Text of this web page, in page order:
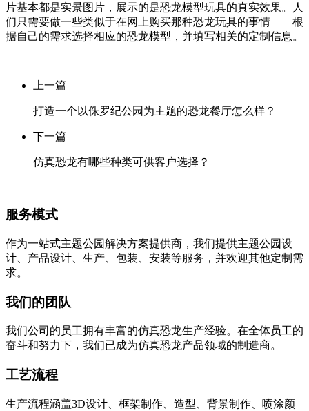
片基本都是实景图片，展示的是恐龙模型玩具的真实效果。人
们只需要做一些类似于在网上购买那种恐龙玩具的事情——根
据自己的需求选择相应的恐龙模型，并填写相关的定制信息。
上一篇
打造一个以侏罗纪公园为主题的恐龙餐厅怎么样？
下一篇
仿真恐龙有哪些种类可供客户选择？
服务模式
作为一站式主题公园解决方案提供商，我们提供主题公园设
计、产品设计、生产、包装、安装等服务，并欢迎其他定制需
求。
我们的团队
我们公司的员工拥有丰富的仿真恐龙生产经验。在全体员工的
奋斗和努力下，我们已成为仿真恐龙产品领域的制造商。
工艺流程
生产流程涵盖3D设计、框架制作、造型、背景制作、喷涂颜